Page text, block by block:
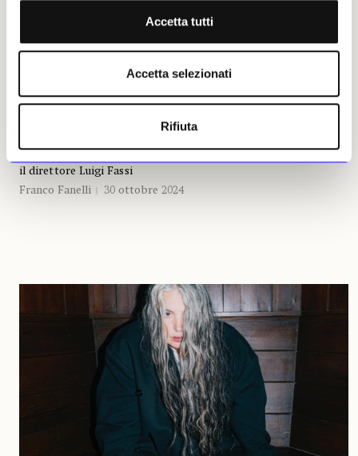
Accetta tutti
Accetta selezionati
Rifiuta
Quali sono i sogni e i desideri della XXXI edizione di
il direttore Luigi Fassi
Franco Fanelli
30 ottobre 2024